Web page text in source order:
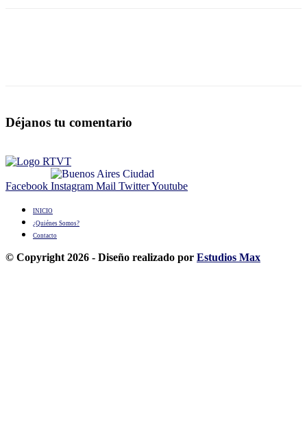
Déjanos tu comentario
Facebook Instagram Mail TwitterYoutube
INICIO
¿Quiénes Somos?
Contacto
© Copyright 2026 - Diseño realizado por Estudios Max